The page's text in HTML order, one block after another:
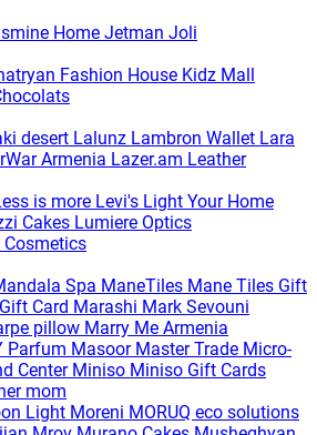
Home Jetman Joli
Fashion House Kidz Mall
desert Lalunz Lambron Wallet Lara
Armenia Lazer.am Leather
is more Levi's Light Your Home
Cakes Lumiere Optics
Cosmetics
Spa ManeTiles Mane Tiles Gift
Card Marashi Mark Sevouni
pillow Marry Me Armenia
Parfum Masoor Master Trade Micro-
Center Miniso Miniso Gift Cards
mom
Light Moreni MORUQ eco solutions